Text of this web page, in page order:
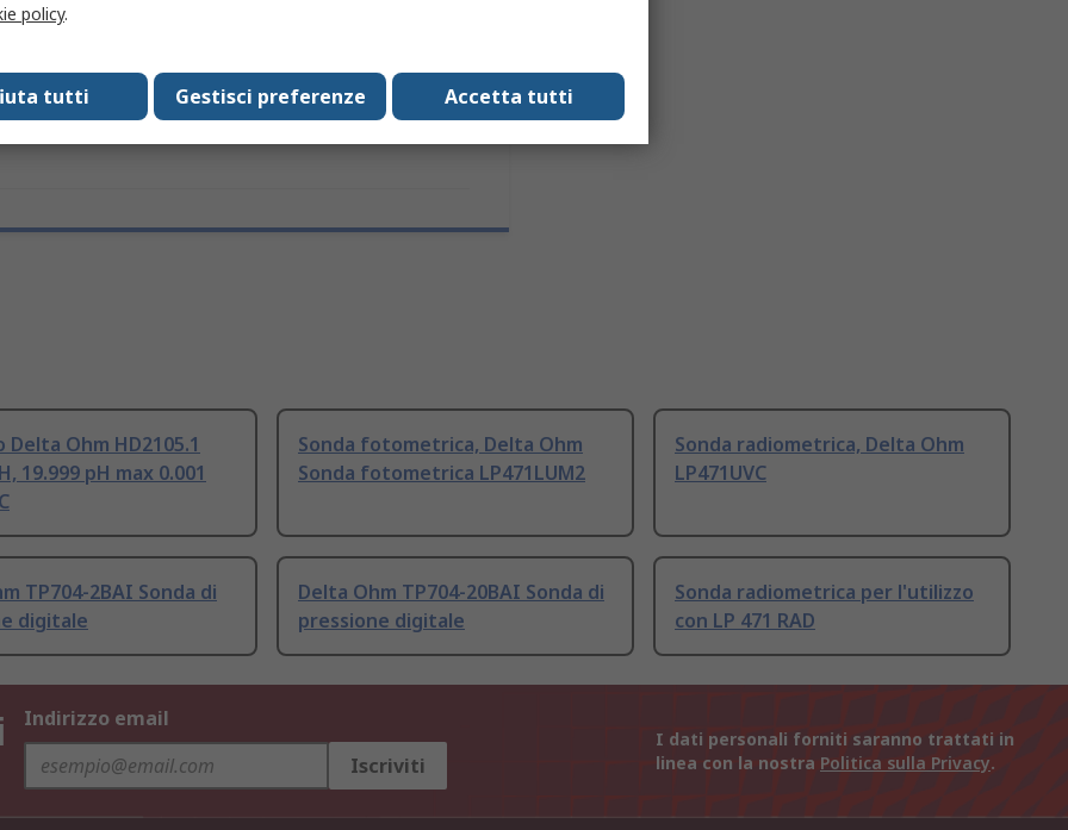
Approvazioni No
Delta Ohm HD2105.1
19.999 pH max 0.001
Sonda fotometrica, Delta Ohm
Sonda fotometrica LP471LUM2
Sonda radiometrica, Delta Ohm
LP471UVC
TP704-2BAI Sonda di
digitale
Delta Ohm TP704-20BAI Sonda di
pressione digitale
Sonda radiometrica per l'utilizzo
con LP 471 RAD
Indirizzo email
Iscriviti
I dati personali forniti saranno trattati in
linea con la nostra Politica sulla Privacy.
policy.
Accetta tutti
Gestisci preferenze
tutti